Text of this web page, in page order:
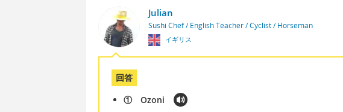
Julian
Sushi Chef / English Teacher / Cyclist / Horseman
イギリス
回答
① Ozoni